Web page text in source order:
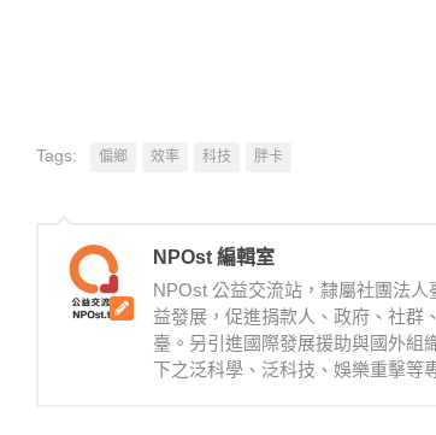
Tags: 偏鄉 效率 科技 胖卡
NPOst 編輯室
NPOst 公益交流站，隸屬社團法
益發展，促進捐款人、政府、社群
臺。另引進國際發展援助與國外組
下之泛科學、泛科技、娛樂重擊等